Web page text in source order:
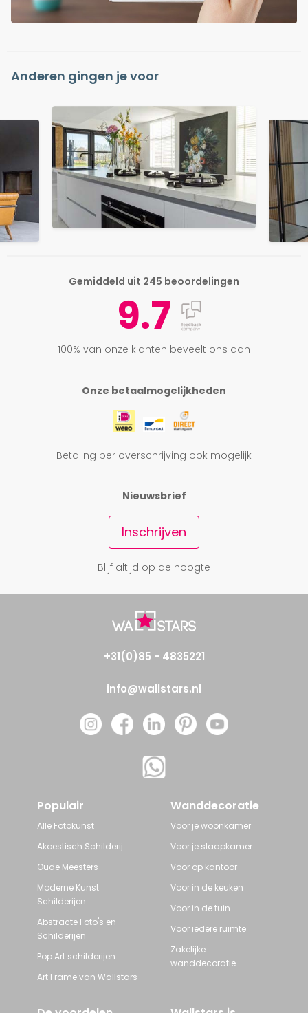
Anderen gingen je voor
Onze betaalmogelijkheden
Betaling per overschrijving ook mogelijk
Gemiddeld uit 245 beoordelingen
9.7
100% van onze klanten beveelt ons aan
Nieuwsbrief
Inschrijven
Blijf altijd op de hoogte
+31(0)85 - 4835221
info@wallstars.nl
Populair
Alle Fotokunst
Akoestisch Schilderij
Oude Meesters
Moderne Kunst
Schilderijen
Abstracte Foto's en
Schilderijen
Pop Art schilderijen
Art Frame van Wallstars
Wanddecoratie
Voor je woonkamer
Voor je slaapkamer
Voor op kantoor
Voor in de keuken
Voor in de tuin
Voor iedere ruimte
Zakelijke
wanddecoratie